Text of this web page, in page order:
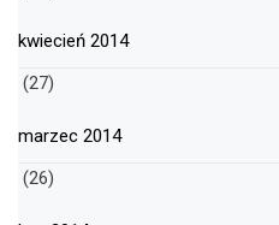
kwiecień 2014
(27)
marzec 2014
(26)